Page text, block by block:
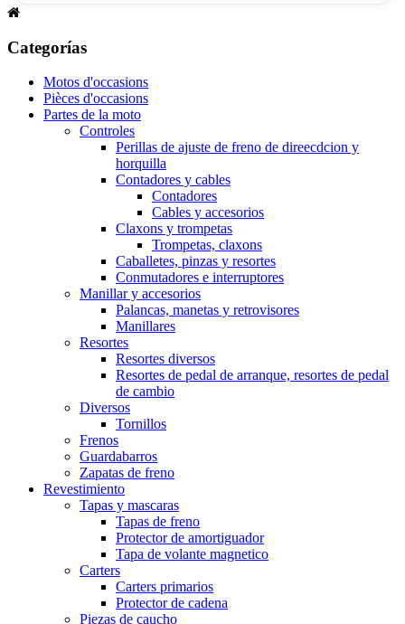
Categorías
Motos d'occasions
Pièces d'occasions
Partes de la moto
Controles
Perillas de ajuste de freno de direecdcion y
horquilla
Contadores y cables
Contadores
Cables y accesorios
Claxons y trompetas
Trompetas, claxons
Caballetes, pinzas y resortes
Conmutadores e interruptores
Manillar y accesorios
Palancas, manetas y retrovisores
Manillares
Resortes
Resortes diversos
Resortes de pedal de arranque, resortes de pedal
de cambio
Diversos
Tornillos
Frenos
Guardabarros
Zapatas de freno
Revestimiento
Tapas y mascaras
Tapas de freno
Protector de amortiguador
Tapa de volante magnetico
Carters
Carters primarios
Protector de cadena
Piezas de caucho